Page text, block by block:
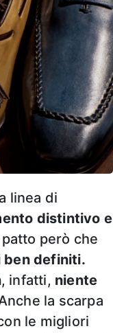
linea di
distintivo e
patto però che
ben definiti.
, infatti, niente
la scarpa
le migliori